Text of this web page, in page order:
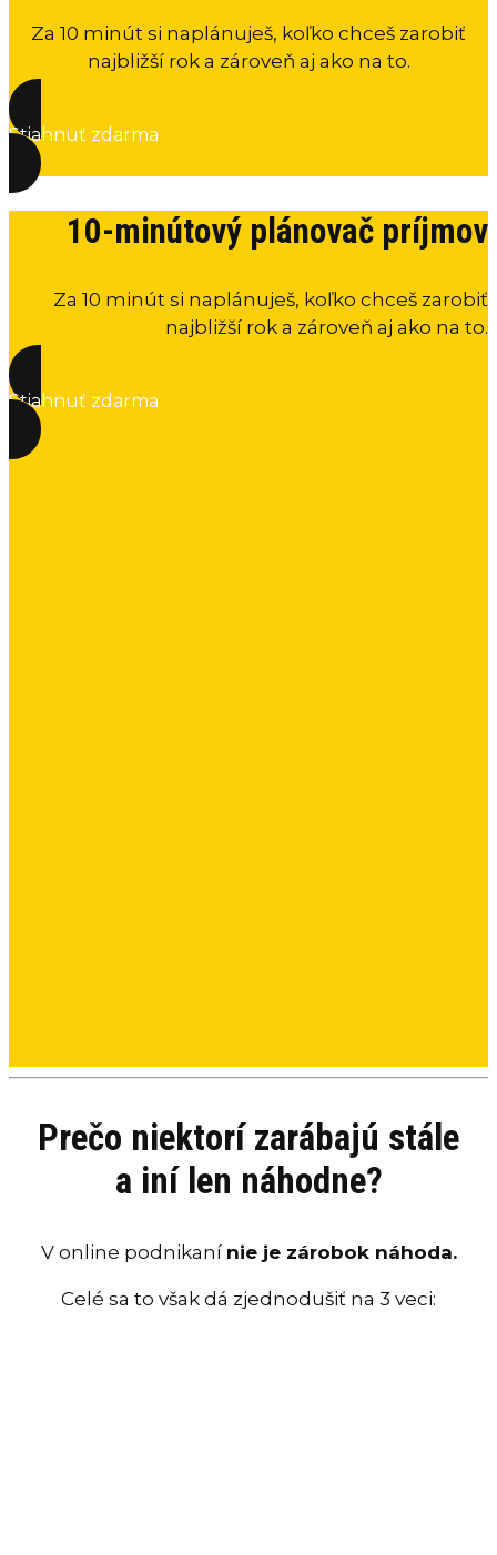
Za 10 minút si naplánuješ, koľko chceš zarobiť
najbližší rok a zároveň aj ako na to.
Stiahnuť zdarma
10-minútový plánovač príjmov
Za 10 minút si naplánuješ, koľko chceš zarobiť
najbližší rok a zároveň aj ako na to.
Stiahnuť zdarma
Prečo niektorí zarábajú stále
a iní len náhodne?
V online podnikaní nie je zárobok náhoda.
Celé sa to však dá zjednodušiť na 3 veci: